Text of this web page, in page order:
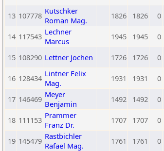
13 107778 Kutschker
Roman Mag.
1826 1826 0
14 117543 Lechner
Marcus
1945 1945 0
15 108290 Lettner Jochen 1726 1726 0
16 128434 Lintner Felix
Mag.
1931 1931 0
17 146469 Meyer
Benjamin
1492 1492 0
18 111153 Prammer
Franz Dr.
1707 1707 0
19 145479 Rastbichler
Rafael Mag.
1761 1761 0